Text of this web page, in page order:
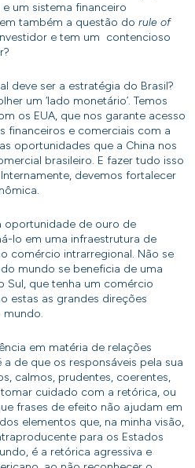
um sistema financeiro
também a questão do rule of
e tem um contencioso
deve ser a estratégia do Brasil?
um ‘lado monetário’. Temos
os EUA, que nos garante acesso
financeiros e comerciais com a
oportunidades que a China nos
brasileiro. E fazer tudo isso
devemos fortalecer
oportunidade de ouro de
lo em uma infraestrutura de
comércio intrarregional. Não se
mundo se beneficia de uma
Sul, que tenha um comércio
estas as grandes direções
mundo.
em matéria de relações
de que os responsáveis pela sua
calmos, prudentes, coerentes,
cuidado com a retórica, ou
frases de efeito não ajudam em
elementos que, na minha visão,
para os Estados
é a retórica agressiva e